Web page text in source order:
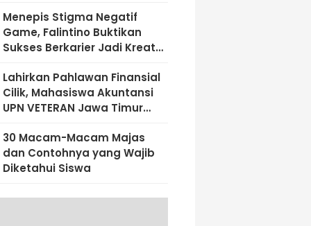
Menepis Stigma Negatif
Game, Falintino Buktikan
Sukses Berkarier Jadi Kreator
Lahirkan Pahlawan Finansial
Cilik, Mahasiswa Akuntansi
UPN VETERAN Jawa Timur
Dengan Literasi Keuangan
Sejak Dini
30 Macam-Macam Majas
dan Contohnya yang Wajib
Diketahui Siswa